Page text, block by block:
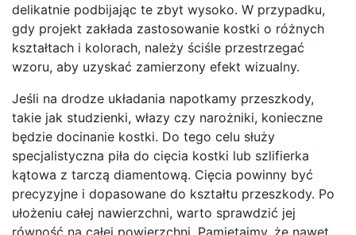
delikatnie podbijając te zbyt wysoko. W przypadku,
gdy projekt zakłada zastosowanie kostki o różnych
kształtach i kolorach, należy ściśle przestrzegać
wzoru, aby uzyskać zamierzony efekt wizualny.
Jeśli na drodze układania napotkamy przeszkody,
takie jak studzienki, włazy czy narożniki, konieczne
będzie docinanie kostki. Do tego celu służy
specjalistyczna piła do cięcia kostki lub szlifierka
kątowa z tarczą diamentową. Cięcia powinny być
precyzyjne i dopasowane do kształtu przeszkody. Po
ułożeniu całej nawierzchni, warto sprawdzić jej
równość na całej powierzchni. Pamiętajmy, że nawet